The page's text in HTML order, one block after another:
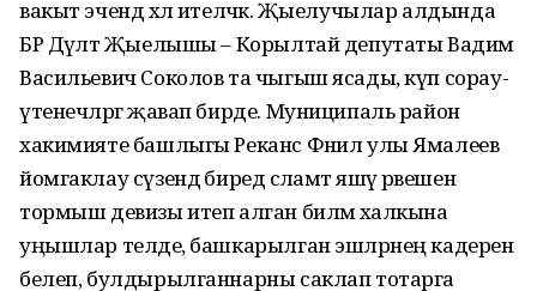
вакыт эчендә хәл ителәчәк. Җыелучылар алдында
БР Дәүләт Җыелышы – Корылтай депутаты Вадим
Васильевич Соколов та чыгыш ясады, күп сорау-
үтенечләргә җавап бирде. Муниципаль район
хакимияте башлыгы Реканс Фәнил улы Ямалеев
йомгаклау сүзендә биредә сәламәт яшәү рәвешен
тормыш девизы итеп алган биләмә халкына
уңышлар теләде, башкарылган эшләрнең кадерен
белеп, булдырылганнарны саклап тотарга